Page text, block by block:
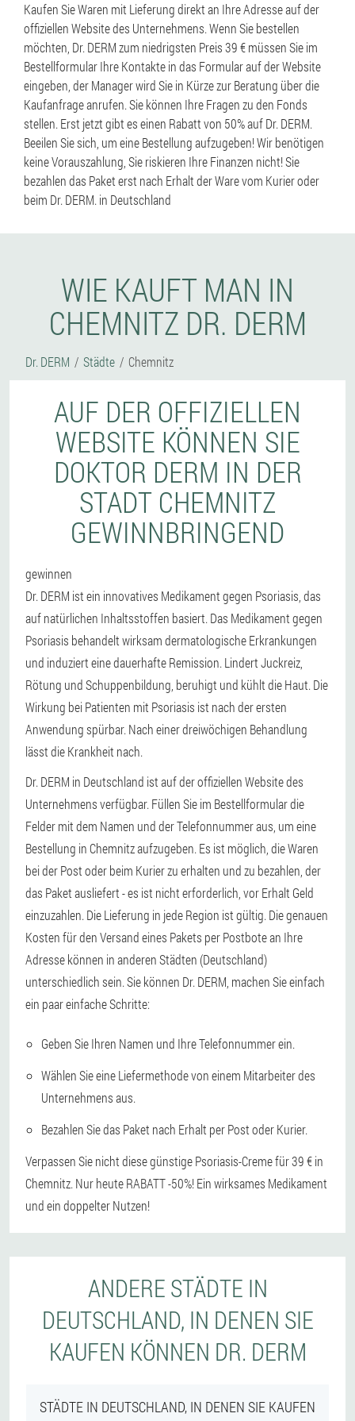
Kaufen Sie Waren mit Lieferung direkt an Ihre Adresse auf der
offiziellen Website des Unternehmens. Wenn Sie bestellen
möchten, Dr. DERM zum niedrigsten Preis 39 € müssen Sie im
Bestellformular Ihre Kontakte in das Formular auf der Website
eingeben, der Manager wird Sie in Kürze zur Beratung über die
Kaufanfrage anrufen. Sie können Ihre Fragen zu den Fonds
stellen. Erst jetzt gibt es einen Rabatt von 50% auf Dr. DERM.
Beeilen Sie sich, um eine Bestellung aufzugeben! Wir benötigen
keine Vorauszahlung, Sie riskieren Ihre Finanzen nicht! Sie
bezahlen das Paket erst nach Erhalt der Ware vom Kurier oder
beim Dr. DERM. in Deutschland
WIE KAUFT MAN IN
CHEMNITZ DR. DERM
Dr. DERM Städte Chemnitz
AUF DER OFFIZIELLEN
WEBSITE KÖNNEN SIE
DOKTOR DERM IN DER
STADT CHEMNITZ
GEWINNBRINGEND
gewinnen
Dr. DERM ist ein innovatives Medikament gegen Psoriasis, das
auf natürlichen Inhaltsstoffen basiert. Das Medikament gegen
Psoriasis behandelt wirksam dermatologische Erkrankungen
und induziert eine dauerhafte Remission. Lindert Juckreiz,
Rötung und Schuppenbildung, beruhigt und kühlt die Haut. Die
Wirkung bei Patienten mit Psoriasis ist nach der ersten
Anwendung spürbar. Nach einer dreiwöchigen Behandlung
lässt die Krankheit nach.
Dr. DERM in Deutschland ist auf der offiziellen Website des
Unternehmens verfügbar. Füllen Sie im Bestellformular die
Felder mit dem Namen und der Telefonnummer aus, um eine
Bestellung in Chemnitz aufzugeben. Es ist möglich, die Waren
bei der Post oder beim Kurier zu erhalten und zu bezahlen, der
das Paket ausliefert - es ist nicht erforderlich, vor Erhalt Geld
einzuzahlen. Die Lieferung in jede Region ist gültig. Die genauen
Kosten für den Versand eines Pakets per Postbote an Ihre
Adresse können in anderen Städten (Deutschland)
unterschiedlich sein. Sie können Dr. DERM, machen Sie einfach
ein paar einfache Schritte:
Geben Sie Ihren Namen und Ihre Telefonnummer ein.
Wählen Sie eine Liefermethode von einem Mitarbeiter des
Unternehmens aus.
Bezahlen Sie das Paket nach Erhalt per Post oder Kurier.
Verpassen Sie nicht diese günstige Psoriasis-Creme für 39 € in
Chemnitz. Nur heute RABATT -50%! Ein wirksames Medikament
und ein doppelter Nutzen!
ANDERE STÄDTE IN
DEUTSCHLAND, IN DENEN SIE
KAUFEN KÖNNEN DR. DERM
STÄDTE IN DEUTSCHLAND, IN DENEN SIE KAUFEN